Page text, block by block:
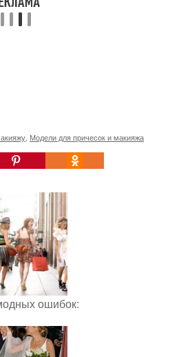
, Модели для причесок и макияжа
ошибок: